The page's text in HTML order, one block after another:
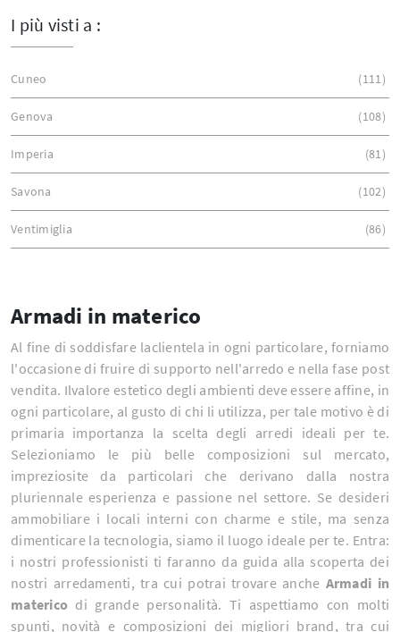
I più visti a :
Cuneo 111
Genova 108
Imperia 81
Savona 102
Ventimiglia 86
Armadi in materico
Al fine di soddisfare laclientela in ogni particolare, forniamo
l'occasione di fruire di supporto nell'arredo e nella fase post
vendita. Ilvalore estetico degli ambienti deve essere affine, in
ogni particolare, al gusto di chi li utilizza, per tale motivo è di
primaria importanza la scelta degli arredi ideali per te.
Selezioniamo le più belle composizioni sul mercato,
impreziosite da particolari che derivano dalla nostra
pluriennale esperienza e passione nel settore. Se desideri
ammobiliare i locali interni con charme e stile, ma senza
dimenticare la tecnologia, siamo il luogo ideale per te. Entra:
i nostri professionisti ti faranno da guida alla scoperta dei
nostri arredamenti, tra cui potrai trovare anche Armadi in
materico di grande personalità. Ti aspettiamo con molti
spunti, novità e composizioni dei migliori brand, tra cui